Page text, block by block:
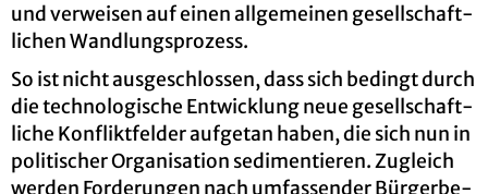
und ver­wei­sen auf einen all­ge­mei­nen ge­sell­schaft­
li­chen Wand­lungs­pro­zess.
So ist nicht aus­ge­schlos­sen, dass sich be­dingt durch
die tech­no­lo­gi­sche Ent­wick­lung neue ge­sell­schaft­
li­che Kon­flikt­fel­der auf­ge­tan haben, die sich nun in
po­li­ti­scher Or­ga­ni­sa­ti­on se­di­men­tie­ren. Zu­gleich
wer­den For­de­run­gen nach um­fas­sen­der Bür­ger­be­